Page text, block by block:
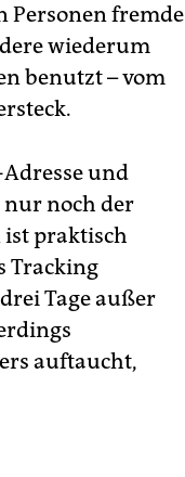
Personen fremde
wiederum
benutzt – vom
und
nur noch der
praktisch
Tracking
Tage außer
auftaucht,